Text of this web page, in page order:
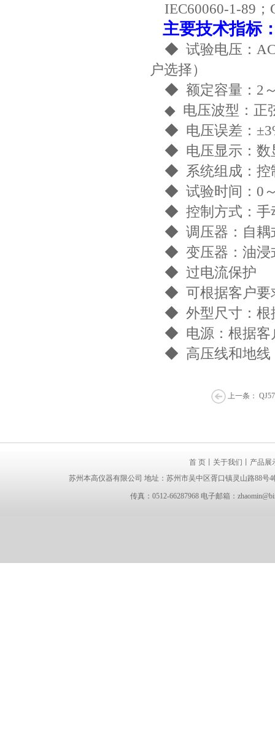
IEC60060-1-89；
主要技术指标
◆ 试验电压：AC
户选择）
◆ 额定容量：2～
◆ 电压波型：正
◆ 电压误差：
◆ 电压显示：数
◆ 系统组成：控
◆ 试验时间：0～
◆ 控制方式：手
◆ 调压器：自耦
◆ 变压器：油浸
◆ 过电流保护
◆ 可根据客户要
◆ 外型尺寸：根
◆ 电源：根据客
◆ 高压线和地线
上一条：
首 页丨 关于我们
产品展
苏州本高仪器有限公司 地址：苏州市吴中区胥口镇灵山路88号
传真：0512-66287968 电子邮箱：